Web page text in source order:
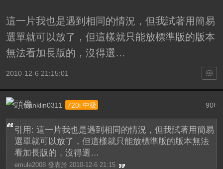
這一片我也是遇到相同的情況，但我試著用簡易
選單就可以放了，但這樣就只能放標準版的版本
無法看加長版的，沒得選…
2010-12-6 21:15:01
90F
franklin0311 720i 中級
引用: 這一片我也是遇到相同的情況，但我試著用簡易
選單就可以放了，但這樣就只能放標準版的版本無法
看加長版的，沒得選…
emule2008 發表於 2010-12-6 21:15